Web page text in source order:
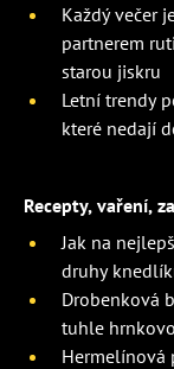
Každý večer
partnerem
starou jiskru
Letní trendy
které nedají
Recepty, vaření,
Jak na
druhy
Drobenková
tuhle
Hermelínová